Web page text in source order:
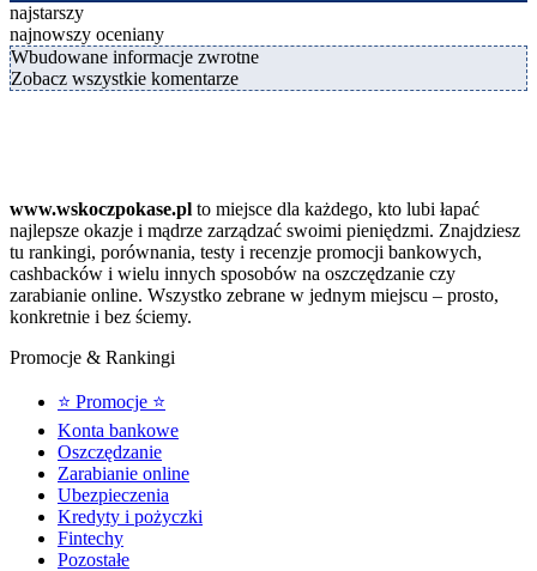
najstarszy
najnowszy oceniany
Wbudowane informacje zwrotne
Zobacz wszystkie komentarze
www.wskoczpokase.pl to miejsce dla każdego, kto lubi łapać
najlepsze okazje i mądrze zarządzać swoimi pieniędzmi. Znajdziesz
tu rankingi, porównania, testy i recenzje promocji bankowych,
cashbacków i wielu innych sposobów na oszczędzanie czy
zarabianie online. Wszystko zebrane w jednym miejscu – prosto,
konkretnie i bez ściemy.
Promocje & Rankingi
⭐ Promocje ⭐
Konta bankowe
Oszczędzanie
Zarabianie online
Ubezpieczenia
Kredyty i pożyczki
Fintechy
Pozostałe